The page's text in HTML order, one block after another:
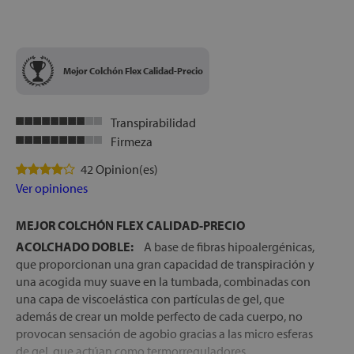
Mejor Colchón Flex Calidad-Precio
Transpirabilidad
Firmeza
42 Opinion(es)
Ver opiniones
MEJOR COLCHÓN FLEX CALIDAD-PRECIO
ACOLCHADO DOBLE:
A base de fibras hipoalergénicas,
que proporcionan una gran capacidad de transpiración y
una acogida muy suave en la tumbada, combinadas con
una capa de viscoelástica con partículas de gel, que
además de crear un molde perfecto de cada cuerpo, no
provocan sensación de agobio gracias a las micro esferas